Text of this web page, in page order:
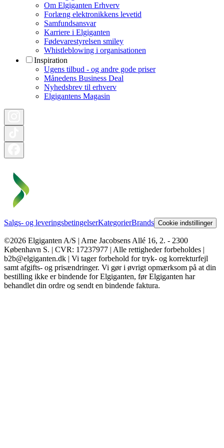
Om Elgiganten Erhverv
Forlæng elektronikkens levetid
Samfundsansvar
Karriere i Elgiganten
Fødevarestyrelsen smiley
Whistleblowing i organisationen
Inspiration
Ugens tilbud - og andre gode priser
Månedens Business Deal
Nyhedsbrev til erhverv
Elgigantens Magasin
Salgs- og leveringsbetingelserKategorierBrands Cookie indstillinger
©2026 Elgiganten A/S | Arne Jacobsens Allé 16, 2. - 2300
København S. | CVR: 17237977 | Alle rettigheder forbeholdes |
b2b@elgiganten.dk | Vi tager forbehold for tryk- og korrekturfejl
samt afgifts- og prisændringer. Vi gør i øvrigt opmærksom på at din
bestilling ikke er bindende for Elgiganten, før Elgiganten har
behandlet din ordre og sendt en bindende faktura.